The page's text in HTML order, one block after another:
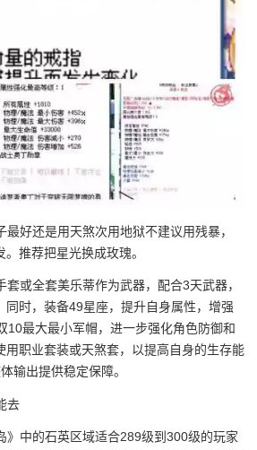
最好还是用天煞次用地狱不建议用残暴，
推荐把星光换成玫瑰。
套或全套美乐蒂作为武器，配合3天武器，
同时，装备49星座，提升自身属性，增强
10最大最小军帽，进一步强化角色防御和
用职业套装或天煞套，以提高自身的生存能
输出提供稳定保障。
去
》中的石英区域适合289级到300级的玩家